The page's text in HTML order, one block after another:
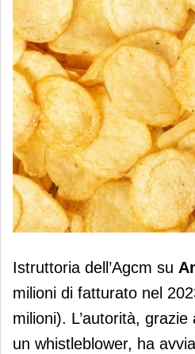
Amica Chips e Pata:
su un presunto
Istruttoria dell’Agcm su
milioni di fatturato nel
milioni). L’autorità,
un whistleblower, ha